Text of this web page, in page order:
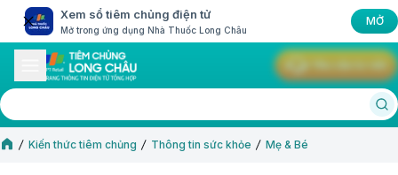
Xem sổ tiêm chủng điện tử
Mở trong ứng dụng Nhà Thuốc Long Châu
MỞ
Kiến thức tiêm chủng Thông tin sức khỏe Mẹ & Bé